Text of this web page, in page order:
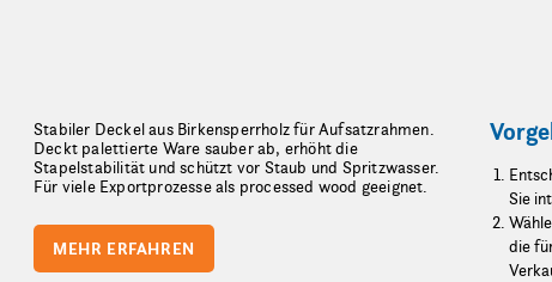
Stabiler Deckel aus Birkensperrholz für Aufsatzrahmen.
Deckt palettierte Ware sauber ab, erhöht die
Stapelstabilität und schützt vor Staub und Spritzwasser.
Für viele Exportprozesse als processed wood geeignet.
MEHR ERFAHREN
Sie
die